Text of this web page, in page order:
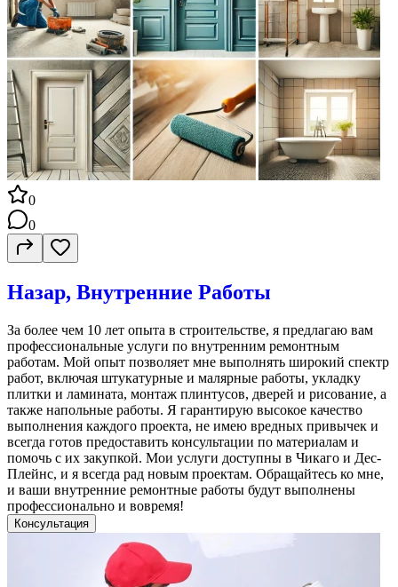
0
0
Назар, Внутренние Работы
За более чем 10 лет опыта в строительстве, я предлагаю вам
профессиональные услуги по внутренним ремонтным
работам. Мой опыт позволяет мне выполнять широкий спектр
работ, включая штукатурные и малярные работы, укладку
плитки и ламината, монтаж плинтусов, дверей и рисование, а
также напольные работы. Я гарантирую высокое качество
выполнения каждого проекта, не имею вредных привычек и
всегда готов предоставить консультации по материалам и
помочь с их закупкой. Мои услуги доступны в Чикаго и Дес-
Плейнс, и я всегда рад новым проектам. Обращайтесь ко мне,
и ваши внутренние ремонтные работы будут выполнены
профессионально и вовремя!
Консультация